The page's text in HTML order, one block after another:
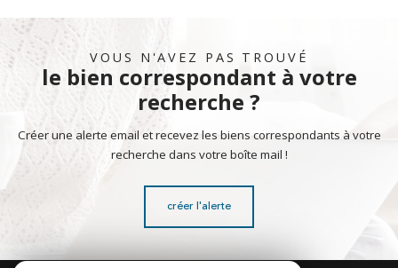
VOUS N'AVEZ PAS TROUVÉ
le bien correspondant à votre
recherche ?
Créer une alerte email et recevez les biens correspondants à votre
recherche dans votre boîte mail !
créer l'alerte